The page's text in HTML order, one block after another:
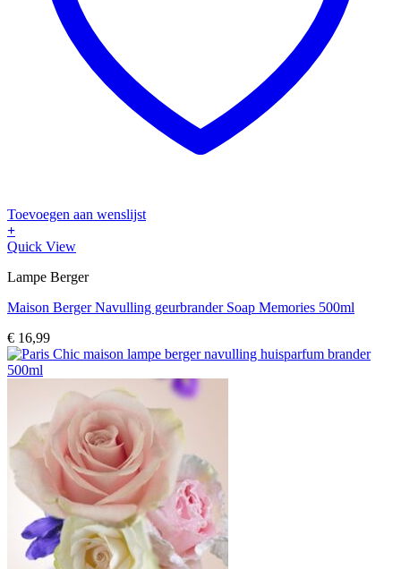
Toevoegen aan wenslijst
+
Quick View
Lampe Berger
Maison Berger Navulling geurbrander Soap Memories 500ml
€ 16,99